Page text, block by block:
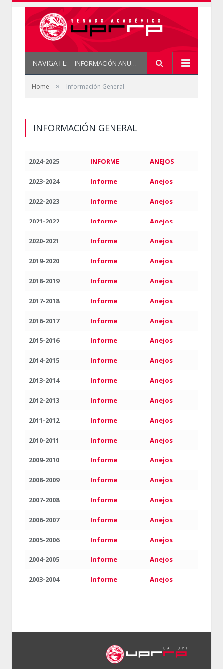
NAVIGATE: INFORMACIÓN ANUAL
Home » Información General
INFORMACIÓN GENERAL
2024-2025 INFORME ANEJOS
2023-2024 Informe Anejos
2022-2023 Informe Anejos
2021-2022 Informe Anejos
2020-2021 Informe Anejos
2019-2020 Informe Anejos
2018-2019 Informe Anejos
2017-2018 Informe Anejos
2016-2017 Informe Anejos
2015-2016 Informe Anejos
2014-2015 Informe Anejos
2013-2014 Informe Anejos
2012-2013 Informe Anejos
2011-2012 Informe Anejos
2010-2011 Informe Anejos
2009-2010 Informe Anejos
2008-2009 Informe Anejos
2007-2008 Informe Anejos
2006-2007 Informe Anejos
2005-2006 Informe Anejos
2004-2005 Informe Anejos
2003-2004 Informe Anejos